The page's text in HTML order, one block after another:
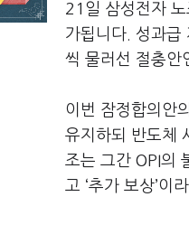
21 일 삼성전자
가됩니다
성과급
씩 물러선 절충안
이번 잠정합의안
유지하되 반도체
조는 그간 OPI의
고 ‘추가 보상’이